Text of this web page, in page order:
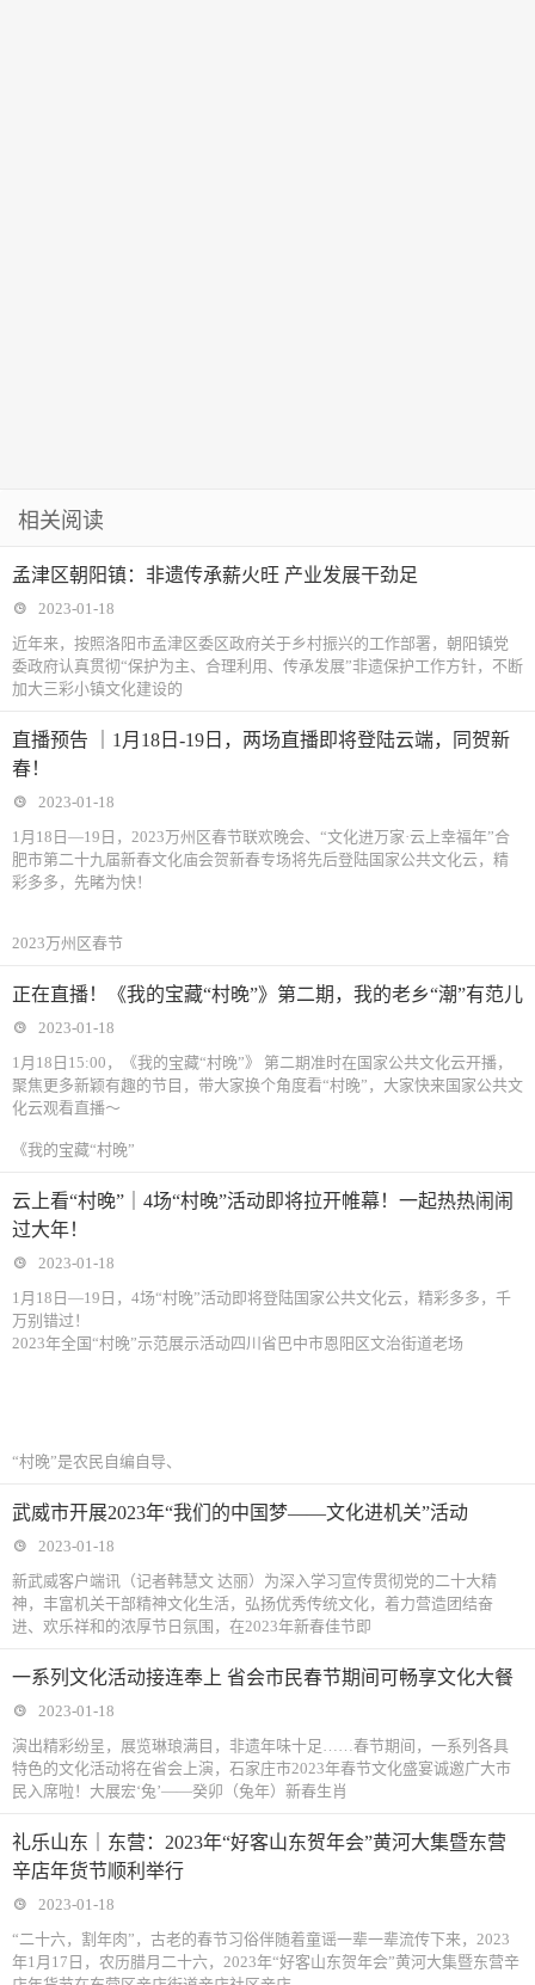
相关阅读
孟津区朝阳镇：非遗传承薪火旺 产业发展干劲足
2023-01-18
近年来，按照洛阳市孟津区委区政府关于乡村振兴的工作部署，朝阳镇党
委政府认真贯彻“保护为主、合理利用、传承发展”非遗保护工作方针，不断
加大三彩小镇文化建设的
直播预告 ｜1月18日-19日，两场直播即将登陆云端，同贺新
春！
2023-01-18
1月18日—19日，2023万州区春节联欢晚会、“文化进万家·云上幸福年”合
肥市第二十九届新春文化庙会贺新春专场将先后登陆国家公共文化云，精
彩多多，先睹为快！
2023万州区春节
正在直播！《我的宝藏“村晚”》第二期，我的老乡“潮”有范儿
2023-01-18
1月18日15:00，《我的宝藏“村晚”》 第二期准时在国家公共文化云开播，
聚焦更多新颖有趣的节目，带大家换个角度看“村晚”，大家快来国家公共文
化云观看直播～
《我的宝藏“村晚”
云上看“村晚”｜4场“村晚”活动即将拉开帷幕！一起热热闹闹
过大年！
2023-01-18
1月18日—19日，4场“村晚”活动即将登陆国家公共文化云，精彩多多，千
万别错过！
2023年全国“村晚”示范展示活动四川省巴中市恩阳区文治街道老场
“村晚”是农民自编自导、
武威市开展2023年“我们的中国梦——文化进机关”活动
2023-01-18
新武威客户端讯（记者韩慧文 达丽）为深入学习宣传贯彻党的二十大精
神，丰富机关干部精神文化生活，弘扬优秀传统文化，着力营造团结奋
进、欢乐祥和的浓厚节日氛围，在2023年新春佳节即
一系列文化活动接连奉上 省会市民春节期间可畅享文化大餐
2023-01-18
演出精彩纷呈，展览琳琅满目，非遗年味十足……春节期间，一系列各具
特色的文化活动将在省会上演，石家庄市2023年春节文化盛宴诚邀广大市
民入席啦！大展宏‘兔’——癸卯（兔年）新春生肖
礼乐山东｜东营：2023年“好客山东贺年会”黄河大集暨东营
辛店年货节顺利举行
2023-01-18
“二十六，割年肉”，古老的春节习俗伴随着童谣一辈一辈流传下来，2023
年1月17日，农历腊月二十六，2023年“好客山东贺年会”黄河大集暨东营辛